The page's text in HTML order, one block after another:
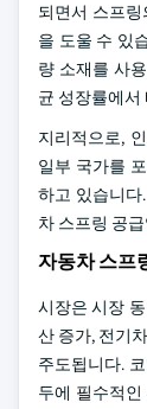
되면서 스프
을 도울 수 있
량 소재를 사
균 성장률에서
지리적으로,
일부 국가를
하고 있습니
차 스프링 공
자동차 스프
시장은 시장
산 증가, 전기
주도됩니다.
두에 필수적